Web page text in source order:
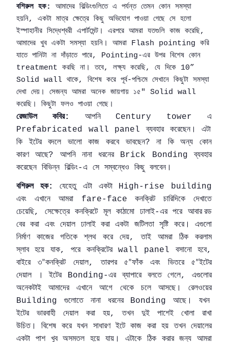
বশিরুল হক: আমাদের বিল্ডিংগুলিতে এ পর্যন্ত তেমন কোন সমস্যা
হয়নি, একটা মাত্র ক্ষেত্রে কিছু অভিযোগ পাওয়া গেছে সে হলো
ইস্পাহানীর সিদ্ধেশ্বরী এপার্টমেন্ট। এরপরে আমরা যতগুলি কাজ করেছি,
আমাদের খুব একটা সমস্যা হয়নি। আমরা Flash pointing করি
যাতে পানিটা না দাঁড়াতে পারে, Pointing-এর উপর বিশেষ কোন
treatment করছি না। তবে, লক্ষ্য করেছি, যে দিকে 10”
Solid wall থাকে, বিশেষ করে পূর্ব-পশ্চিমে সেখানে কিছুটা সমস্যা
দেখা দেয়। সেজন্য আমরা অনেক জায়গায় ১৫" Solid wall
করেছি।
কিছুটা ফলও পাওয়া গেছে।
রেজাউল কবির: আপনিCentury towerএ
Prefabricated wall panelব্যবহার করেছেন।
এটা
কি
ইটের বদলে ভালো কাজ করবে ভাবছেন?না কি অন্য
কোন
কারণ
আছে? আপনি নানা ধরনেরBrick Bondingব্যবহার
করেছেন বিভিন্ন বিল্ডিং-এ সে সম্বন্ধেও কিছু বলবেন।
বশিরুল হক: যেহেতু এটা একটাHigh-rise building
এবং এখানে আমরাfare-faceকনক্রিট চারিদিকে
দেখাতে
চেয়েছি, সেক্ষেত্রে কনক্রিটে মূল কাঠামো ঢালাই-এর পরে আবাররড
বের
করা এবং দেয়াল ঢালাই করা একটা জটিলতা সৃষ্টি করে।
এগুলো
নির্মাণ
কাজের গতিকে শ্লথ করে দেয়,তাই আমরা ঠিক
করলাম
স্লাব
হয়ে যাক,পরে কনক্রিটেরwall panel বসানো হবে,
বাইরে ৩”কনক্রিট দেয়াল,তারপর ৫”ফাঁক এবং ভিতরে ৫”ইটের
দেয়াল
। ইটেরBonding-এর ব্যাপারে বলতে গেলে,এগুলোর
অনেকটাই
আমাদের এখানে আগে থেকে চলে আসছে। রেলওয়ের
Building গুলোতে নানা ধরনেরBondingআছে।
যখন
ইটের
ভারবাহী দেয়াল করা হয়,তখন দুই পাশেই খোলা
রাখা
উচিত।
বিশেষ করে যখন সাধারণ ইটে কাজ করা হয় তখন
দেয়ালের
একটা
পাশ খুব অসমতল হয়ে যায়। এটাকে ঠিক করার জন্য আমরা